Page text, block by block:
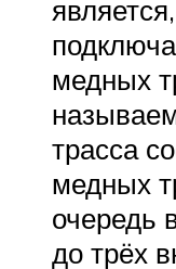
медных
трасса
медных
очередь
до трёх